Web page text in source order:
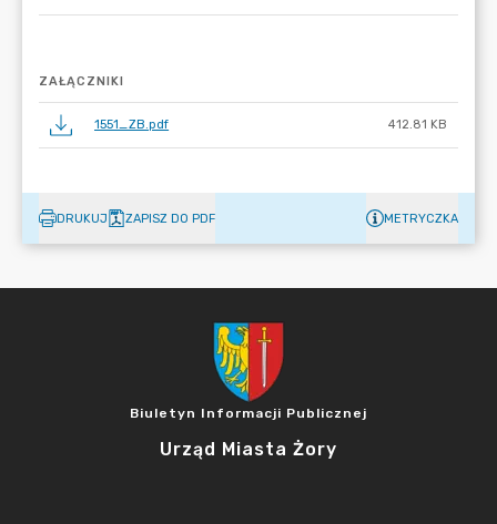
ZAŁĄCZNIKI
1551_ZB.pdf 412.81 KB
DRUKUJ ZAPISZ DO PDF METRYCZKA
Biuletyn Informacji Publicznej
Urząd Miasta Żory